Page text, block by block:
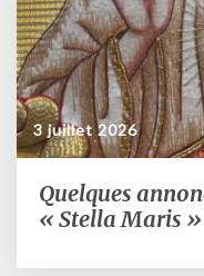
3 juillet 2026
Quelques
annonces
notre
Quelques
« Stella Maris »